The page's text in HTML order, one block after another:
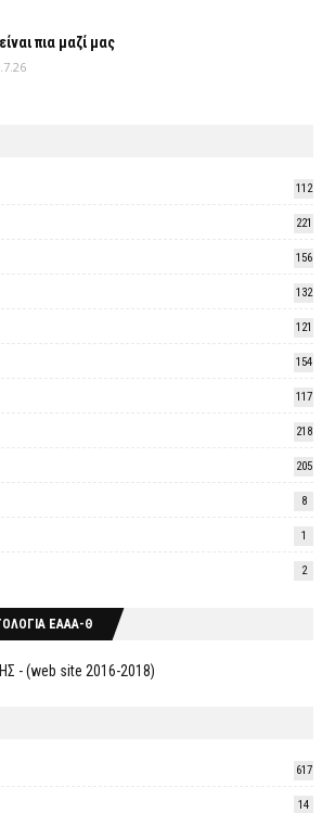
πια μαζί μας
112
221
156
132
121
154
117
218
205
8
1
2
ΕΑΑΑ-Θ
- (web site 2016-2018)
617
14